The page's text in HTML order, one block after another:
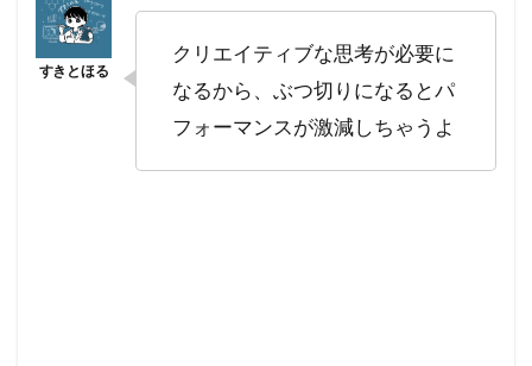
クリエイティブな思考が必要に
なるから、ぶつ切りになるとパ
フォーマンスが激減しちゃうよ